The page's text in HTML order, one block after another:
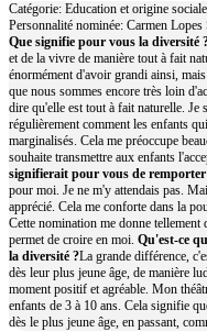
Catégorie: Education et origine sociale
Personnalité nominée: Carmen Lopes
Que signifie pour vous la diversité
et de la vivre de manière tout à fait
énormément d'avoir grandi ainsi,
que nous sommes encore très loin
dire qu'elle est tout à fait naturelle. Je
régulièrement comment les enfants
marginalisés. Cela me préoccupe
souhaite transmettre aux enfants
signifierait pour vous de
pour moi. Je ne m'y attendais pas.
apprécié. Cela me conforte dans la
Cette nomination me donne tellement
permet de croire en moi. Qu'est-ce
la diversité ?La grande différence,
dès leur plus jeune âge, de manière
moment positif et agréable. Mon
enfants de 3 à 10 ans. Cela signifie
dès le plus jeune âge, en passant,